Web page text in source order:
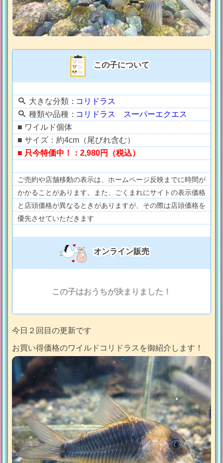
この子について
大きな分類：コリドラス
種類や品種： コリドラス スーパーエクエス
■ ワイルド個体
■ サイズ：約4cm（尾びれ含む）
■ 只今特価中！：2,980円（税込）
ご売約や店舗移動の表示は、ホームページ反映までに時間が
かかることがあります。また、ごくまれにサイトの表示価格
と店頭価格が異なるときがありますが、その際は店頭価格を
優先させていただきます
オンライン販売
この子はおうちが決まりました！
今日２回目の更新です
お買い得価格のワイルドコリドラスを御紹介します！